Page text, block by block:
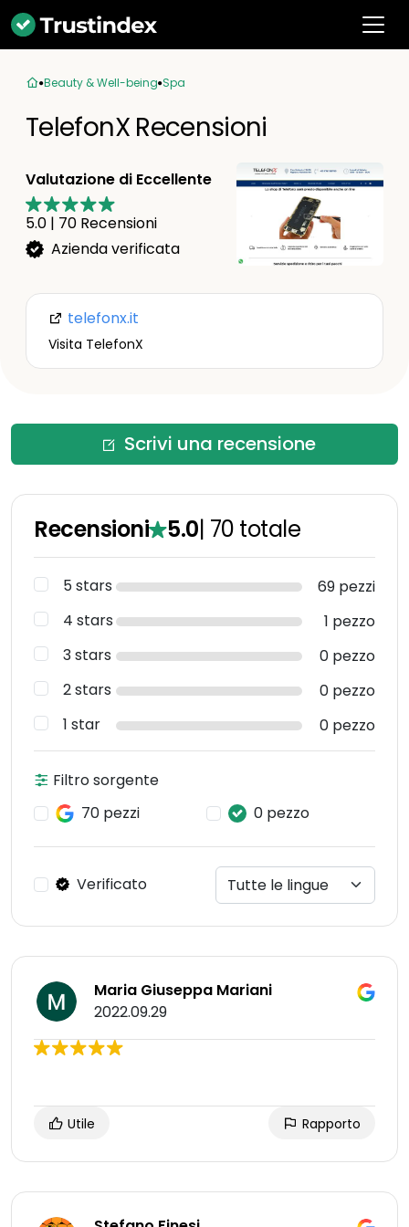
Beauty & Well-being Spa
TelefonX Recensioni
Valutazione di Eccellente
5.0 | 70 Recensioni
Azienda verificata
telefonx.it
Visita TelefonX
Scrivi una recensione
Recensioni 5.0| 70 totale
5 stars
69 pezzi
4 stars
1 pezzo
3 stars
0 pezzo
2 stars
0 pezzo
1 star
0 pezzo
Filtro sorgente
70 pezzi
0 pezzo
Verificato
Maria Giuseppa Mariani
2022.09.29
Utile Rapporto